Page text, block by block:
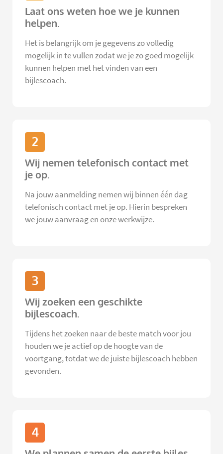
Laat ons weten hoe we je kunnen
helpen.
Het is belangrijk om je gegevens zo volledig
mogelijk in te vullen zodat we je zo goed mogelijk
kunnen helpen met het vinden van een
bijlescoach.
2
Wij nemen telefonisch contact met
je op.
Na jouw aanmelding nemen wij binnen één dag
telefonisch contact met je op. Hierin bespreken
we jouw aanvraag en onze werkwijze.
3
Wij zoeken een geschikte
bijlescoach.
Tijdens het zoeken naar de beste match voor jou
houden we je actief op de hoogte van de
voortgang, totdat we de juiste bijlescoach hebben
gevonden.
4